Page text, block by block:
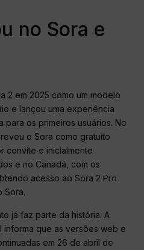
no Sora e
2 em 2025 como um modelo
e lançou uma experiência
para os primeiros usuários. No
o Sora como gratuito
convite e inicialmente
e no Canadá, com os
acesso ao Sora 2 Pro
Sora.
já faz parte da história. A
informa que as versões web e
em 26 de abril de